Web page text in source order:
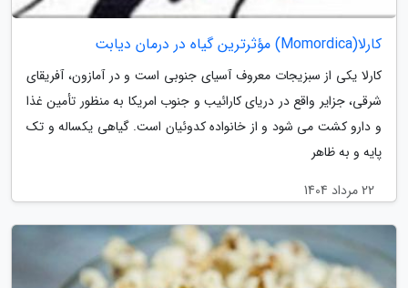
کارلا(Momordica) مؤثرترین گیاه در درمان دیابت
کارلا یکی از سبزیجات معروف آسیای جنوبی است و در آمازون، آفریقای
شرقی، جزایر واقع در دریای کارائیب و جنوب امریکا به منظور تأمین غذا
و دارو کشت می شود و از خانواده کدوئیان است. گیاهی یکساله و تک
پایه و به ظاهر
22 مرداد 1404